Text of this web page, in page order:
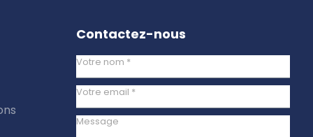
Contactez-nous